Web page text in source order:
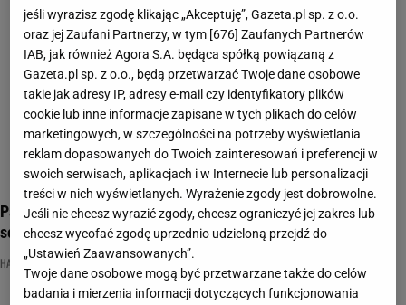
Pamiętasz piosenki harcerskie? Tylko harcmistrz wyśpiewa
sobie 8/8!
HARCERZE MUZYKA PIOSENKA
jeśli wyrazisz zgodę klikając „Akceptuję”, Gazeta.pl sp. z o.o.
oraz jej Zaufani Partnerzy, w tym [676] Zaufanych Partnerów
IAB, jak również Agora S.A. będąca spółką powiązaną z
Gazeta.pl sp. z o.o., będą przetwarzać Twoje dane osobowe
takie jak adresy IP, adresy e-mail czy identyfikatory plików
cookie lub inne informacje zapisane w tych plikach do celów
marketingowych, w szczególności na potrzeby wyświetlania
reklam dopasowanych do Twoich zainteresowań i preferencji w
swoich serwisach, aplikacjach i w Internecie lub personalizacji
treści w nich wyświetlanych. Wyrażenie zgody jest dobrowolne.
Jeśli nie chcesz wyrazić zgody, chcesz ograniczyć jej zakres lub
chcesz wycofać zgodę uprzednio udzieloną przejdź do
„Ustawień Zaawansowanych”.
Twoje dane osobowe mogą być przetwarzane także do celów
badania i mierzenia informacji dotyczących funkcjonowania